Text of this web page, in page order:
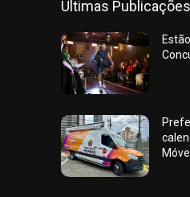
Últimas Publicações
Móvel